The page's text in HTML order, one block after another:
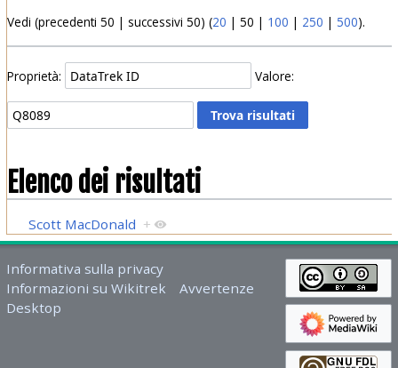
Vedi (precedenti 50 | successivi 50) (20 | 50 | 100 | 250 | 500).
Proprietà: Valore:
Elenco dei risultati
Scott MacDonald +
Informativa sulla privacy
Informazioni su Wikitrek
Avvertenze
Desktop